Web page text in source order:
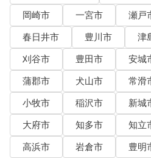
岡崎市
一宮市 瀬戸
春日井市
豊川市 津
刈谷市
豊田市 安城
蒲郡市
犬山市 常滑
小牧市
稲沢市 新城
大府市
知多市 知立
高浜市
岩倉市 豊明